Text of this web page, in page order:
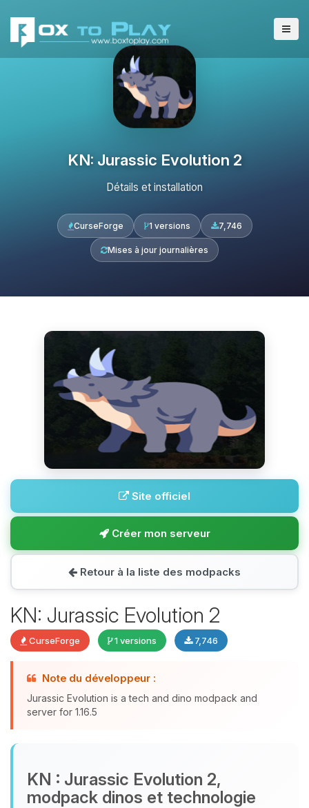
KN: Jurassic Evolution 2
Détails et installation
CurseForge 1 versions 7,746
Mises à jour journalières
Site officiel
Créer mon serveur
Retour à la liste des modpacks
KN: Jurassic Evolution 2
CurseForge 1 versions 7,746
Note du développeur :
Jurassic Evolution is a tech and dino modpack and
server for 1.16.5
KN : Jurassic Evolution 2,
modpack dinos et technologie
Youpi, enfin quelqu’un pour me
parler ! Moi c’est Choupy, ton petit
assistant BoxToPlay. Dis-moi ce dont
tu as besoin et je vais remuer mes